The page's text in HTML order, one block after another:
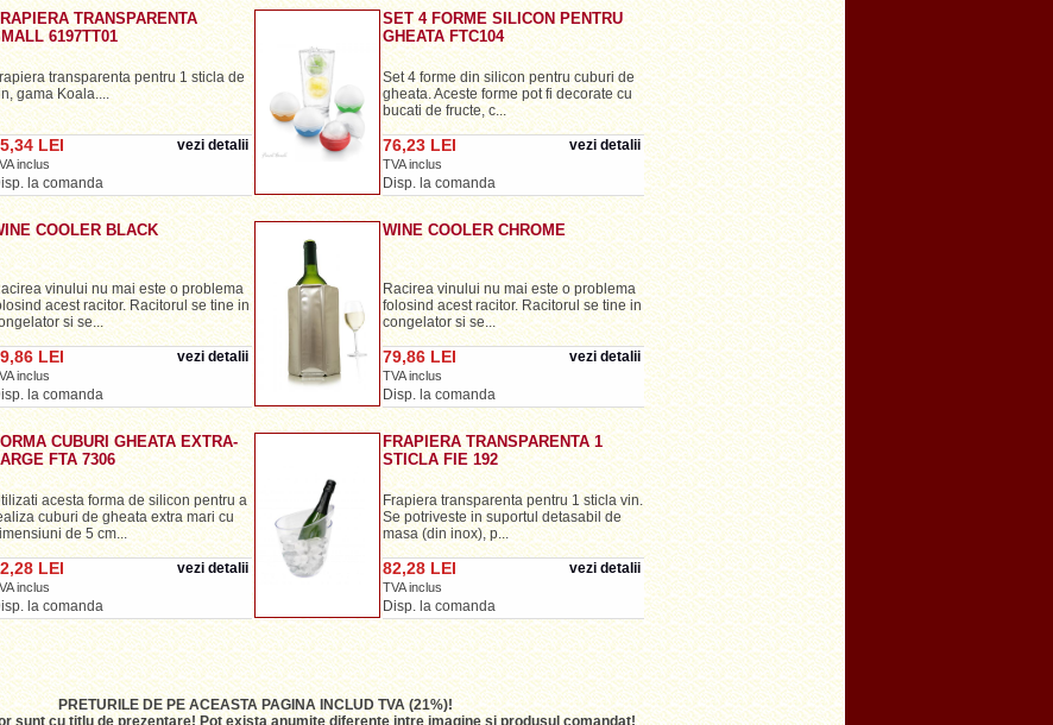
TRANSPARENTA
6197TT01
transparenta pentru 1 sticla de
gama Koala....
LEI
inclus
la comanda
vezi detalii
SET 4 FORME SILICON PENTRU
GHEATA FTC104
Set 4 forme din silicon pentru cuburi de
gheata. Aceste forme pot fi decorate cu
bucati de fructe, c...
76,23 LEI
TVA inclus
Disp. la comanda
vezi detalii
COOLER BLACK
vinului nu mai este o problema
acest racitor. Racitorul se tine in
si se...
LEI
inclus
la comanda
vezi detalii
WINE COOLER CHROME
Racirea vinului nu mai este o problema
folosind acest racitor. Racitorul se tine in
congelator si se...
79,86 LEI
TVA inclus
Disp. la comanda
vezi detalii
CUBURI GHEATA EXTRA-
FTA 7306
acesta forma de silicon pentru a
cuburi de gheata extra mari cu
de 5 cm...
LEI
inclus
la comanda
vezi detalii
FRAPIERA TRANSPARENTA 1
STICLA FIE 192
Frapiera transparenta pentru 1 sticla vin.
Se potriveste in suportul detasabil de
masa (din inox), p...
82,28 LEI
TVA inclus
Disp. la comanda
vezi detalii
PRETURILE DE PE ACEASTA PAGINA INCLUD TVA (21%)!
sunt cu titlu de prezentare! Pot exista anumite diferente intre imagine si produsul comandat!